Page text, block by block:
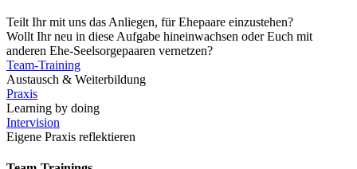
Teilt Ihr mit uns das Anliegen, für Ehepaare einzustehen?
Wollt Ihr neu in diese Aufgabe hineinwachsen oder Euch mit
anderen Ehe-Seelsorgepaaren vernetzen?
Team-Training
Austausch & Weiterbildung
Praxis
Learning by doing
Intervision
Eigene Praxis reflektieren